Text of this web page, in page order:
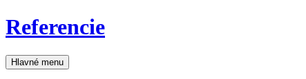
Preskočiť
na
Referencie
Hľadať
Hlavné menu